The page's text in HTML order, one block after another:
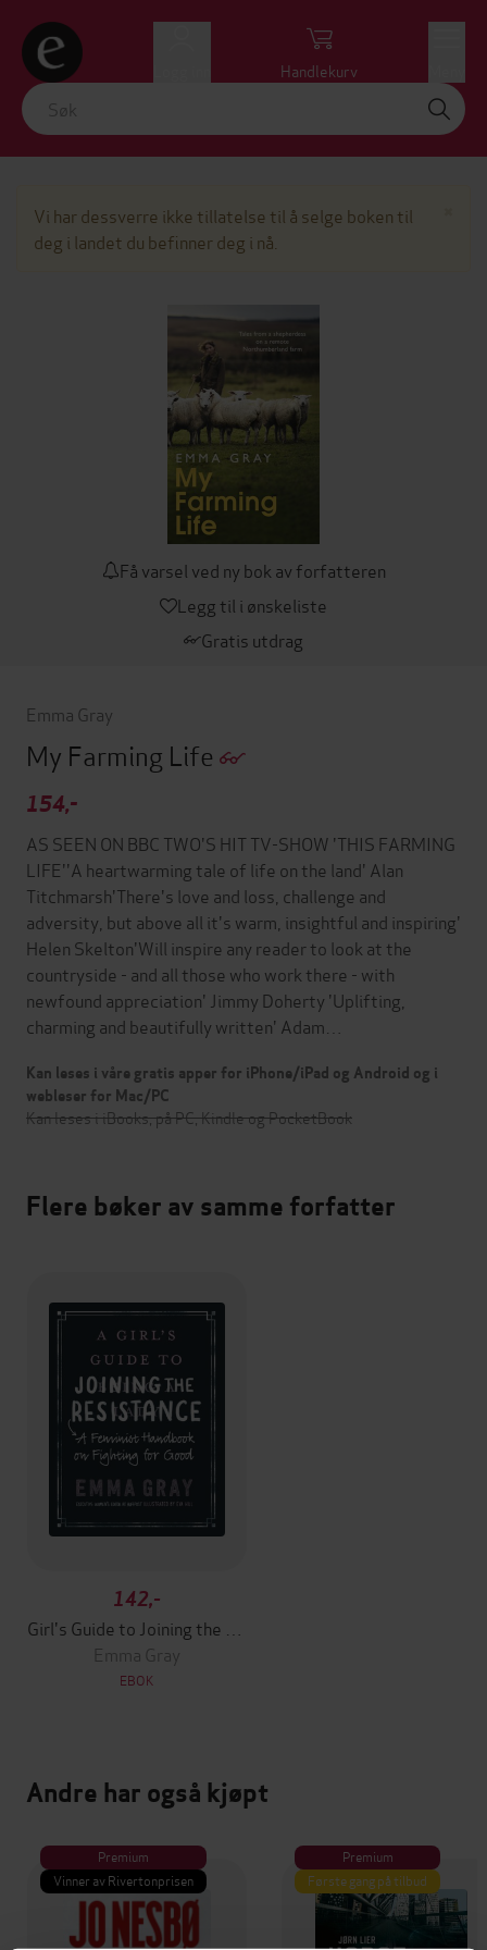
Handlekurv
Vi har dessverre ikke tillatelse til å selge boken til
deg i landet du befinner deg i nå.
Få varsel ved ny bok av forfatteren
Legg til i ønskeliste
Gratis utdrag
Emma Gray
My Farming Life
154,-
AS SEEN ON BBC TWO'S HIT TV-SHOW 'THIS FARMING
LIFE''A heartwarming tale of life on the land' Alan
Titchmarsh'There's love and loss, challenge and
adversity, but above all it's warm, insightful and inspiring'
Helen Skelton'Will inspire any reader to look at the
countryside - and all those who work there - with
newfound appreciation' Jimmy Doherty 'Uplifting,
charming and beautifully written' Adam…
Kan leses i våre gratis apper for iPhone/iPad og Android og i
webleser for Mac/PC
Kan leses i iBooks, på PC, Kindle og PocketBook
Flere bøker av samme forfatter
142,-
Emma Gray
EBOK
Andre har også kjøpt
Premium
Vinner av Rivertonprisen
Premium
Første gang på tilbud